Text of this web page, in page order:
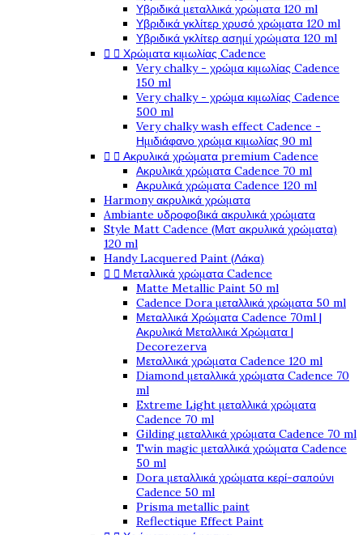
Υβριδικά μεταλλικά χρώματα 120 ml
Υβριδικά γκλίτερ χρυσό χρώματα 120 ml
Υβριδικά γκλίτερ ασημί χρώματα 120 ml
  Χρώματα κιμωλίας Cadence
Very chalky - χρώμα κιμωλίας Cadence
150 ml
Very chalky - χρώμα κιμωλίας Cadence
500 ml
Very chalky wash effect Cadence -
Ημιδιάφανο χρώμα κιμωλίας 90 ml
  Ακρυλικά χρώματα premium Cadence
Ακρυλικά χρώματα Cadence 70 ml
Ακρυλικά χρώματα Cadence 120 ml
Harmony ακρυλικά χρώματα
Ambiante υδροφοβικά ακρυλικά χρώματα
Style Matt Cadence (Ματ ακρυλικά χρώματα)
120 ml
Handy Lacquered Paint (Λάκα)
  Μεταλλικά χρώματα Cadence
Matte Metallic Paint 50 ml
Cadence Dora μεταλλικά χρώματα 50 ml
Μεταλλικά Χρώματα Cadence 70ml |
Ακρυλικά Μεταλλικά Χρώματα |
Decorezerva
Μεταλλικά χρώματα Cadence 120 ml
Diamond μεταλλικά χρώματα Cadence 70
ml
Extreme Light μεταλλικά χρώματα
Cadence 70 ml
Gilding μεταλλικά χρώματα Cadence 70 ml
Twin magic μεταλλικά χρώματα Cadence
50 ml
Dora μεταλλικά χρώματα κερί-σαπούνι
Cadence 50 ml
Prisma metallic paint
Reflectique Effect Paint